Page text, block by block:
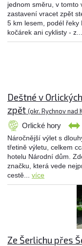
jednom směru, v tomto
zastavení vracet zpět
5 km lesem, podél řeky
kočárek ani cyklisty - z...
Deštné v
zpět (okr. Rychnov nad
Orlické hory
Náročnější výlet s
třetině výletu, celkem
hotelu Národní dům.
značku, která vede
cestě... více
Ze Šerlichu přes